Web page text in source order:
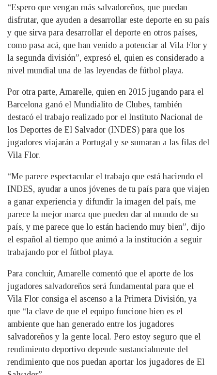
“Espero que vengan más salvadoreños, que puedan
disfrutar, que ayuden a desarrollar este deporte en su país
y que sirva para desarrollar el deporte en otros países,
como pasa acá, que han venido a potenciar al Vila Flor y
la segunda división”, expresó el, quien es considerado a
nivel mundial una de las leyendas de fútbol playa.
Por otra parte, Amarelle, quien en 2015 jugando para el
Barcelona ganó el Mundialito de Clubes, también
destacó el trabajo realizado por el Instituto Nacional de
los Deportes de El Salvador (INDES) para que los
jugadores viajarán a Portugal y se sumaran a las filas del
Vila Flor.
“Me parece espectacular el trabajo que está haciendo el
INDES, ayudar a unos jóvenes de tu país para que viajen
a ganar experiencia y difundir la imagen del país, me
parece la mejor marca que pueden dar al mundo de su
país, y me parece que lo están haciendo muy bien”, dijo
el español al tiempo que animó a la institución a seguir
trabajando por el fútbol playa.
Para concluir, Amarelle comentó que el aporte de los
jugadores salvadoreños será fundamental para que el
Vila Flor consiga el ascenso a la Primera División, ya
que “la clave de que el equipo funcione bien es el
ambiente que han generado entre los jugadores
salvadoreños y la gente local. Pero estoy seguro que el
rendimiento deportivo depende sustancialmente del
rendimiento que nos puedan aportar los jugadores de El